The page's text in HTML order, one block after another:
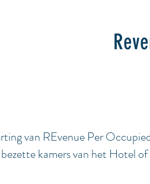
van REvenue Per
kamers van het Hotel